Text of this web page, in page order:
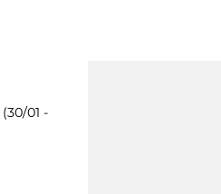
(30/01 -